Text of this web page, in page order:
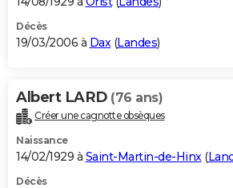
Décès
19/03/2006 à Dax(Landes)
Albert LARD (76 ans)
Créer une cagnotte obsèques
Naissance
14/02/1929 à Saint-Martin-de-Hinx(
Décès